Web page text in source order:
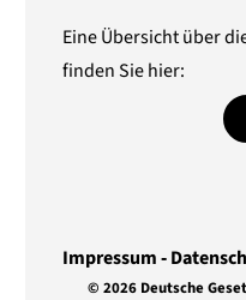
Eine Übersicht über
finden Sie hier:
Impressum
© 2026 Deutsche